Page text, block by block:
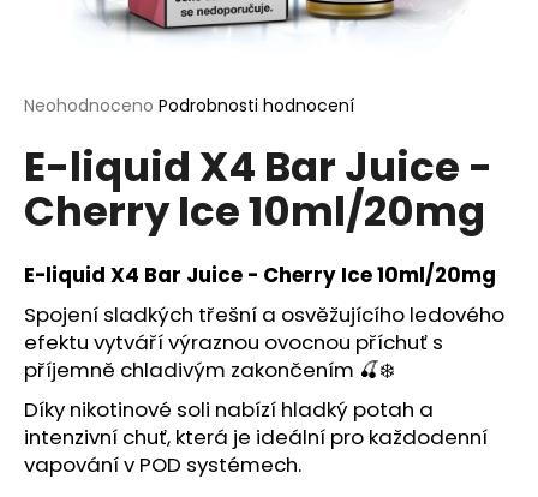
Průměrné
produktu
je
0,0
z
hvězdiček.
Neohodnoceno Podrobnosti hodnocení
E-liquid X4 Bar Juice -
Cherry Ice 10ml/20mg
E-liquid X4 Bar Juice - Cherry Ice 10ml/20mg
Spojení sladkých třešní a osvěžujícího ledového
efektu vytváří výraznou ovocnou příchuť s
příjemně chladivým zakončením 🍒❄️
Díky nikotinové soli nabízí hladký potah a
intenzivní chuť, která je ideální pro každodenní
vapování v POD systémech.
í
t
?
HLEDAT
D
o
p
o